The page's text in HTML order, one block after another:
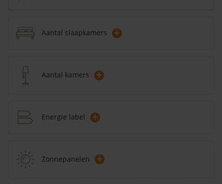
Aantal slaapkamers +
Aantal kamers +
Energie label +
Zonnepanelen +